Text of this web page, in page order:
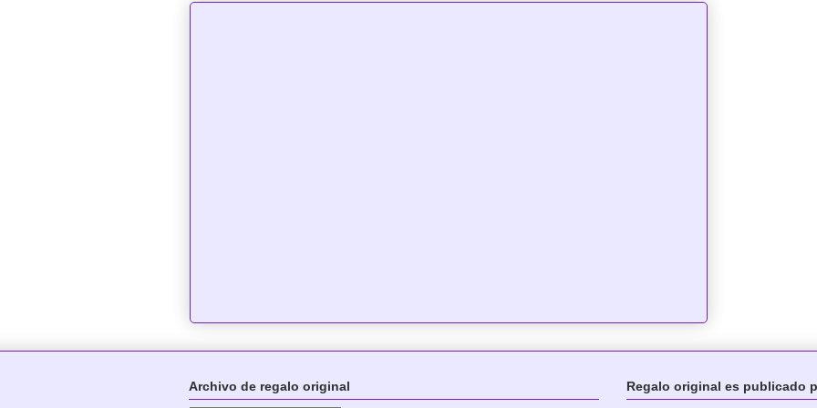
Archivo de regalo original Regalo original es publicado